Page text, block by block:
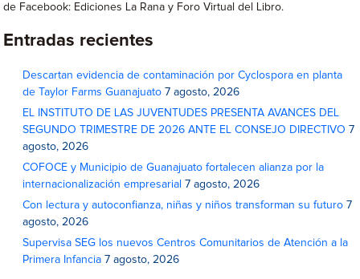
de Facebook: Ediciones La Rana y Foro Virtual del Libro.
Entradas recientes
Descartan evidencia de contaminación por Cyclospora en planta
de Taylor Farms Guanajuato 7 agosto, 2026
EL INSTITUTO DE LAS JUVENTUDES PRESENTA AVANCES DEL
SEGUNDO TRIMESTRE DE 2026 ANTE EL CONSEJO DIRECTIVO 7
agosto, 2026
COFOCE y Municipio de Guanajuato fortalecen alianza por la
internacionalización empresarial 7 agosto, 2026
Con lectura y autoconfianza, niñas y niños transforman su futuro 7
agosto, 2026
Supervisa SEG los nuevos Centros Comunitarios de Atención a la
Primera Infancia 7 agosto, 2026